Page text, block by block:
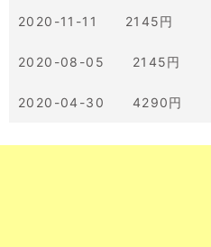
2020-11-11 2145円
2020-08-05 2145円
2020-04-30 4290円